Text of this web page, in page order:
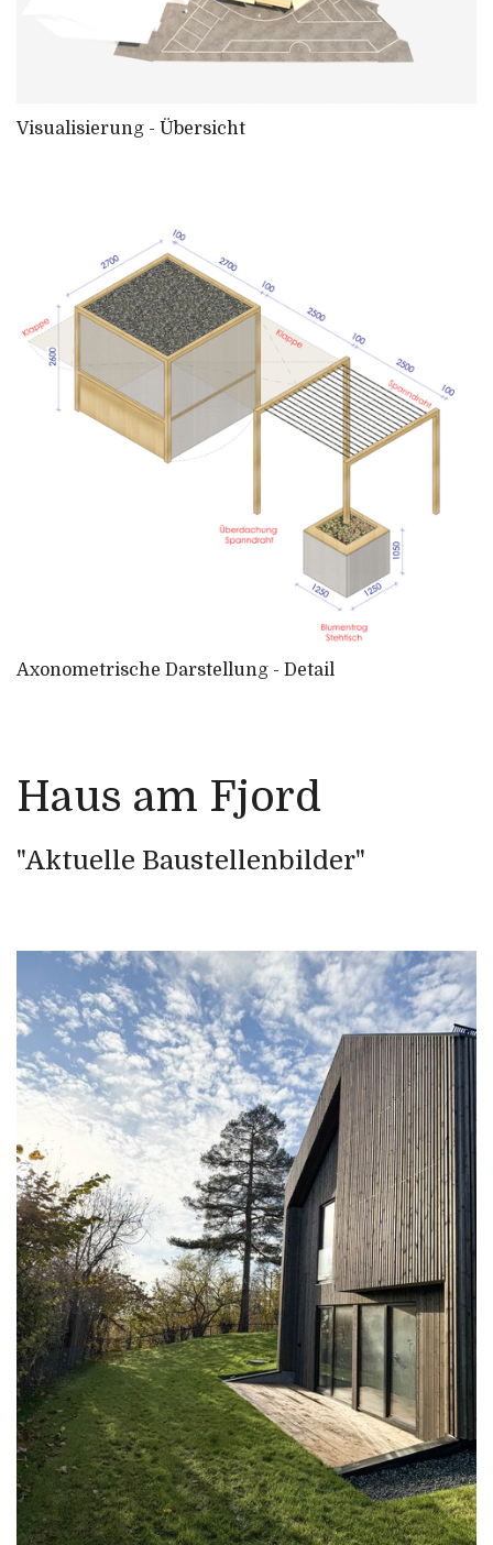
Visualisierung - Übersicht
Axonometrische Darstellung - Detail
Haus am Fjord
"Aktuelle Baustellenbilder"